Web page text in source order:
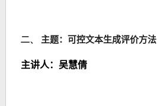
二、 主题： 可控文本生成评价方法
主讲人： 吴慧倩